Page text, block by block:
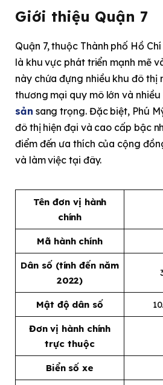
Giới thiệu Quận 7
Quận 7, thuộc Thành phố Hồ
là khu vực phát triển mạnh mẽ
này chứa đựng nhiều khu đô thị
thương mại quy mô lớn và nhiều
sản sang trọng. Đặc biệt, Phú
đô thị hiện đại và cao cấp bậc
điểm đến ưa thích của cộng
và làm việc tại đây.
Tên đơn vị hành
chính
Mã hành chính
Dân số (tính đến năm
2022)
Mật độ dân số
Đơn vị hành chính
trực thuộc
Biển số xe